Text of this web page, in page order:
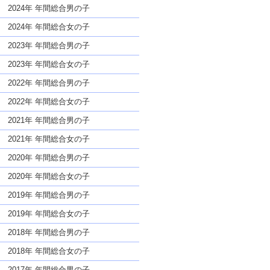
名前であっても奇抜すぎない
2024年 年間総合男の子
2024年 年間総合女の子
2023年 年間総合男の子
2023年 年間総合女の子
2022年 年間総合男の子
2022年 年間総合女の子
2021年 年間総合男の子
2021年 年間総合女の子
2020年 年間総合男の子
2020年 年間総合女の子
2019年 年間総合男の子
2019年 年間総合女の子
2018年 年間総合男の子
2018年 年間総合女の子